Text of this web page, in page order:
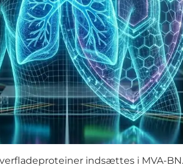
indsættes i MVA-BN.